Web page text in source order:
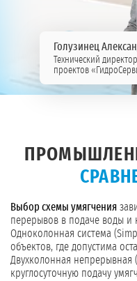
Голузинец
Технический
проектов
Выбор схемы умягчения
перерывов в подаче воды и
Одноколонная система
объектов, где допустима
Двухколонная непрерывная
круглосуточную подачу